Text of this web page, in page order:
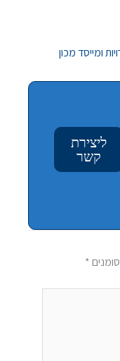
ומייסד מכון
ליצירת
קשר
*